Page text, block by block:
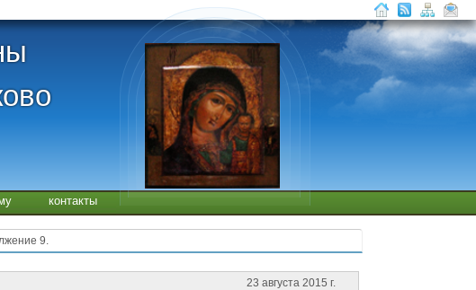
контакты
9.
23 августа 2015 г.